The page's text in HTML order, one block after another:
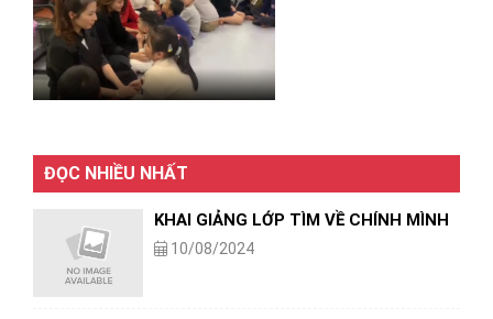
ĐỌC NHIỀU NHẤT
KHAI GIẢNG LỚP TÌM VỀ CHÍNH MÌNH
10/08/2024